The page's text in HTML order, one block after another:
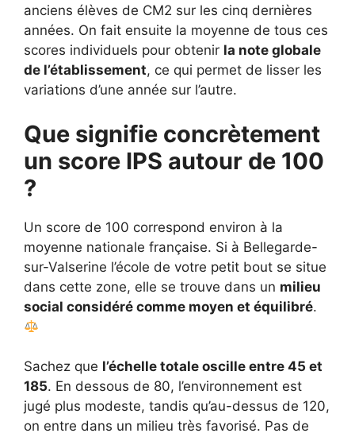
anciens élèves de CM2 sur les cinq dernières
années. On fait ensuite la moyenne de tous ces
scores individuels pour obtenir la note globale
de l’établissement, ce qui permet de lisser les
variations d’une année sur l’autre.
Que signifie concrètement
un score IPS autour de 100
?
Un score de 100 correspond environ à la
moyenne nationale française. Si à Bellegarde-
sur-Valserine l’école de votre petit bout se situe
dans cette zone, elle se trouve dans un milieu
social considéré comme moyen et équilibré.
Sachez que l’échelle totale oscille entre 45 et
185. En dessous de 80, l’environnement est
jugé plus modeste, tandis qu’au-dessus de 120,
on entre dans un milieu très favorisé. Pas de